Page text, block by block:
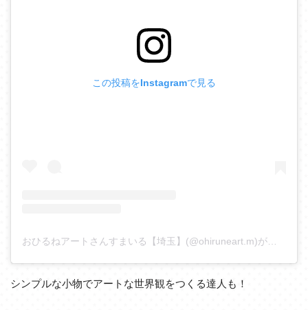
この投稿をInstagramで見る
おひるねアートさんすまいる【埼玉】(@ohiruneart.m)がシェアした投稿
シンプルな小物でアートな世界観をつくる達人も！